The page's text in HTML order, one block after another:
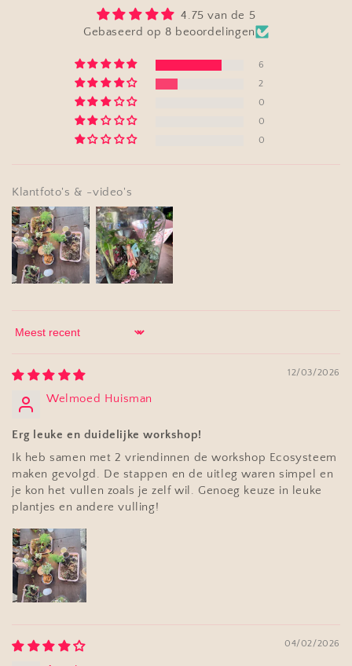
4.75 van de 5
Gebaseerd op 8 beoordelingen
6
2
0
0
0
Klantfoto's & -video's
Sort by
12/03/2026
Welmoed Huisman
Erg leuke en duidelijke workshop!
Ik heb samen met 2 vriendinnen de workshop Ecosysteem
maken gevolgd. De stappen en de uitleg waren simpel en
je kon het vullen zoals je zelf wil. Genoeg keuze in leuke
plantjes en andere vulling!
04/02/2026